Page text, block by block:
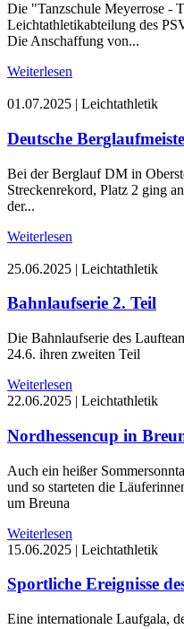
Die "Tanzschule Meyerrose -
Leichtathletikabteilung des
Die Anschaffung von...
Weiterlesen
01.07.2025 | Leichtathletik
Deutsche
Bei der Berglauf DM in
Streckenrekord, Platz 2 ging
der...
Weiterlesen
25.06.2025 | Leichtathletik
Bahnlaufserie 2. Teil
Die Bahnlaufserie des
24.6. ihren zweiten Teil
Weiterlesen
22.06.2025 | Leichtathletik
Nordhessencup in
Auch ein heißer
und so starteten die
um Breuna
Weiterlesen
15.06.2025 | Leichtathletik
Sportliche Ereignisse
Eine internationale Laufgala,